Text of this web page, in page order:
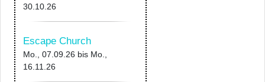
30.10.26
Escape Church
Mo., 07.09.26 bis Mo.,
16.11.26